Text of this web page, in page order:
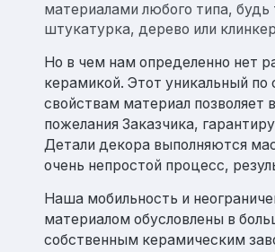
Дома Бизнес-класса
Управление проектом реализации
Функция Генпроектировщик
Функция Генподрядчик
Дизайн интерьеров. Отделка
материалами любого типа,
штукатурка, дерево или
Но в чем нам определенно нет
керамикой. Этот уникальный
свойствам материал позволяет
пожелания Заказчика,
Детали декора выполняются
очень непростой процесс,
Наша мобильность и
материалом обусловлены в
собственным керамическим